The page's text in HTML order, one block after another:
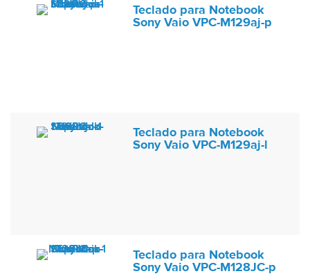
Teclado para Notebook
Sony Vaio VPC-M129aj-p
Teclado para Notebook
Sony Vaio VPC-M129aj-l
Teclado para Notebook
Sony Vaio VPC-M128JC-p